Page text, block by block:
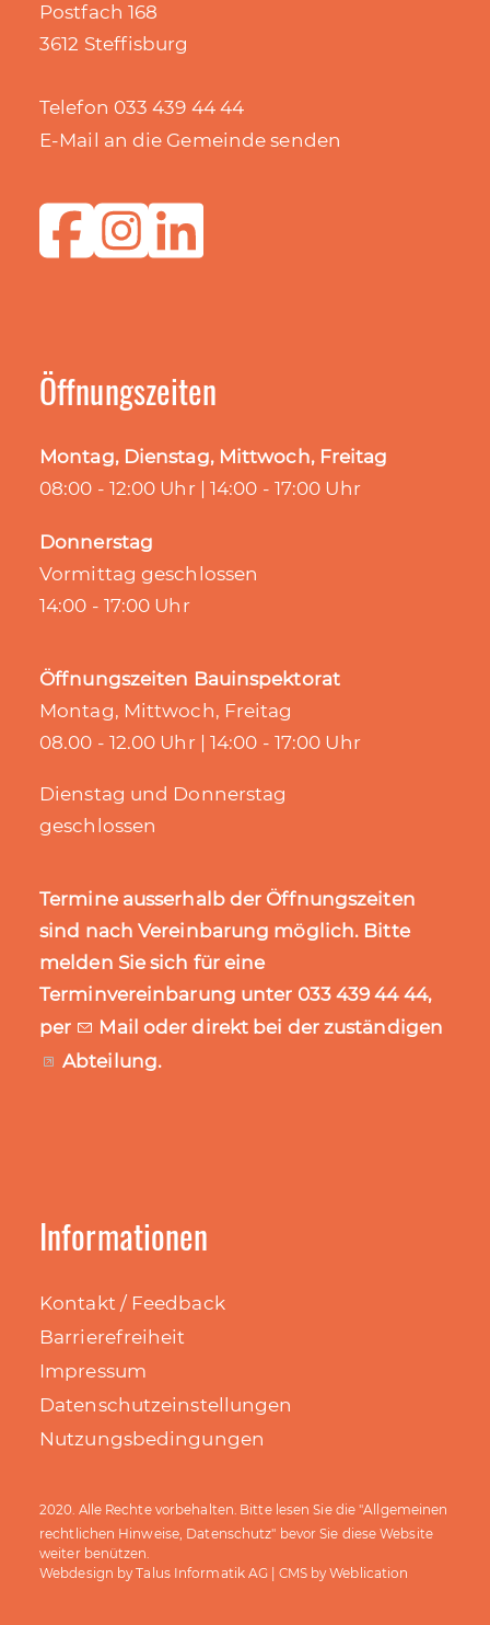
Postfach 168
3612 Steffisburg
Telefon 033 439 44 44
E-Mail an die Gemeinde senden
Öffnungszeiten
Montag, Dienstag, Mittwoch, Freitag
08:00 - 12:00 Uhr | 14:00 - 17:00 Uhr
Donnerstag
Vormittag geschlossen
14:00 - 17:00 Uhr
Öffnungszeiten Bauinspektorat
Montag, Mittwoch, Freitag
08.00 - 12.00 Uhr | 14:00 - 17:00 Uhr
Dienstag und Donnerstag
geschlossen
Termine ausserhalb der Öffnungszeiten
sind nach Vereinbarung möglich. Bitte
melden Sie sich für eine
Terminvereinbarung unter 033 439 44 44,
per
Mail oder direkt bei der zuständigen
Abteilung.
Informationen
Kontakt / Feedback
Barrierefreiheit
Impressum
Datenschutzeinstellungen
Nutzungsbedingungen
2020. Alle Rechte vorbehalten. Bitte lesen Sie die "Allgemeinen
rechtlichen Hinweise, Datenschutz" bevor Sie diese Website
weiter benützen.
Webdesign byTalus Informatik AG | CMS byWeblication